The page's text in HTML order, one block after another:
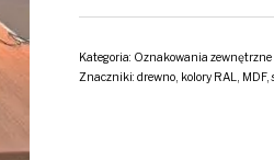
Kategoria: Oznakowania
Znaczniki:drewno, kolory RAL, MDF,